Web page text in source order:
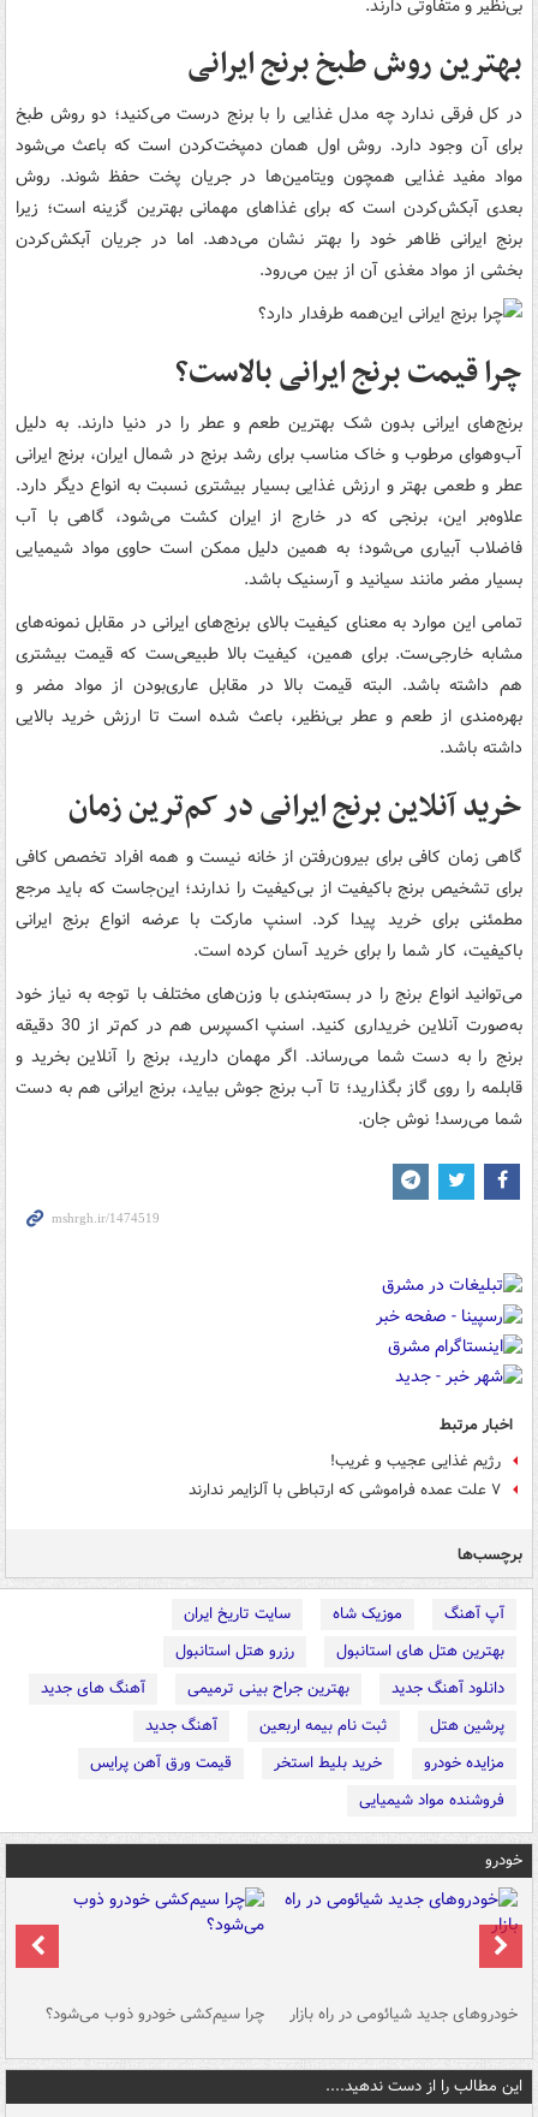
بی‌نظیر و متفاوتی دارند.
بهترین روش طبخ برنج ایرانی
در کل فرقی ندارد چه مدل غذایی را با برنج درست می‌کنید؛ دو روش طبخ
برای آن وجود دارد. روش اول همان دمپخت‌کردن است که باعث می‌شود
مواد مفید غذایی همچون ویتامین‌ها در جریان پخت حفظ شوند. روش
بعدی آبکش‌کردن است که برای غذاهای مهمانی بهترین گزینه است؛ زیرا
برنج ایرانی ظاهر خود را بهتر نشان می‌دهد. اما در جریان آبکش‌کردن
بخشی از مواد مغذی آن از بین می‌رود.
چرا قیمت برنج ایرانی بالاست؟
برنج‌های ایرانی بدون شک بهترین طعم و عطر را در دنیا دارند. به دلیل
آب‌وهوای مرطوب و خاک مناسب برای رشد برنج در شمال ایران، برنج ایرانی
عطر و طعمی بهتر و ارزش غذایی بسیار بیشتری نسبت به انواع دیگر دارد.
علاوه‌بر این، برنجی که در خارج از ایران کشت می‌شود، گاهی با آب
فاضلاب آبیاری می‌شود؛ به همین دلیل ممکن است حاوی مواد شیمیایی
بسیار مضر مانند سیانید و آرسنیک باشد.
تمامی این موارد به معنای کیفیت بالای برنج‌های ایرانی در مقابل نمونه‌های
مشابه خارجی‌ست. برای همین، کیفیت بالا طبیعی‌ست که قیمت بیشتری
هم داشته باشد. البته قیمت بالا در مقابل عاری‌بودن از مواد مضر و
بهره‌مندی از طعم و عطر بی‌نظیر، باعث شده است تا ارزش خرید بالایی
داشته باشد.
خرید آنلاین برنج ایرانی در کم‌ترین زمان
گاهی زمان کافی برای بیرون‌رفتن از خانه نیست و همه افراد تخصص کافی
برای تشخیص برنج باکیفیت از بی‌کیفیت را ندارند؛ این‌جاست که باید مرجع
مطمئنی برای خرید پیدا کرد. اسنپ مارکت با عرضه انواع برنج ایرانی
باکیفیت، کار شما را برای خرید آسان کرده است.
می‌توانید انواع برنج را در بسته‌بندی با وزن‌های مختلف با توجه به نیاز خود
به‌صورت آنلاین خریداری کنید. اسنپ اکسپرس هم در کم‌تر از 30 دقیقه
برنج را به دست شما می‌رساند. اگر مهمان دارید، برنج را آنلاین بخرید و
قابلمه را روی گاز بگذارید؛ تا آب برنج جوش بیاید، برنج ایرانی هم به دست
شما می‌رسد! نوش جان.
اخبار مرتبط
رژیم غذایی عجیب و غریب!
۷ علت عمده فراموشی که ارتباطی با آلزایمر ندارند
برچسب‌ها
آپ آهنگ موزیک شاه
سایت تاریخ ایران
بهترین هتل های استانبول
رزرو هتل استانبول
دانلود آهنگ جدید
بهترین جراح بینی ترمیمی
آهنگ های جدید
پرشین هتل
ثبت نام بیمه اربعین
آهنگ جدید
مزایده خودرو
خرید بلیط استخر
قیمت ورق آهن پرایس
فروشنده مواد شیمیایی
خودرو
خودروهای جدید شیائومی در راه بازار چرا سیم‌کشی خودرو ذوب می‌شود؟
این مطالب را از دست ندهید....